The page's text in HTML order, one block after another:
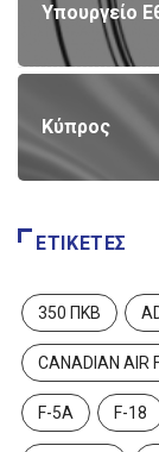
Υπουργείο
Κύπρος
ΕΤΙΚΈΤΕΣ
350 ΠΚΒ
CANADIAN AIR
F-5A F-18